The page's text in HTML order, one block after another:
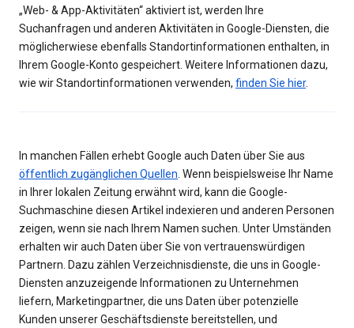
„Web- & App-Aktivitäten“ aktiviert ist, werden Ihre
Suchanfragen und anderen Aktivitäten in Google-Diensten, die
möglicherwiese ebenfalls Standortinformationen enthalten, in
Ihrem Google-Konto gespeichert. Weitere Informationen dazu,
wie wir Standortinformationen verwenden, finden Sie hier.
In manchen Fällen erhebt Google auch Daten über Sie aus
öffentlich zugänglichen Quellen. Wenn beispielsweise Ihr Name
in Ihrer lokalen Zeitung erwähnt wird, kann die Google-
Suchmaschine diesen Artikel indexieren und anderen Personen
zeigen, wenn sie nach Ihrem Namen suchen. Unter Umständen
erhalten wir auch Daten über Sie von vertrauenswürdigen
Partnern. Dazu zählen Verzeichnisdienste, die uns in Google-
Diensten anzuzeigende Informationen zu Unternehmen
liefern, Marketingpartner, die uns Daten über potenzielle
Kunden unserer Geschäftsdienste bereitstellen, und